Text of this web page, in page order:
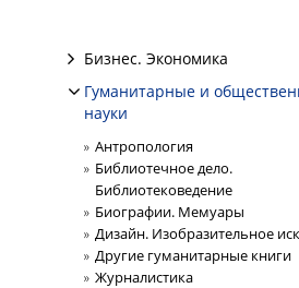
Бизнес. Экономика
Гуманитарные и
науки
Антропология
Библиотечное дело.
Библиотековедение
Биографии. Мемуары
Дизайн. Изобразительное
Другие гуманитарные книги
Журналистика